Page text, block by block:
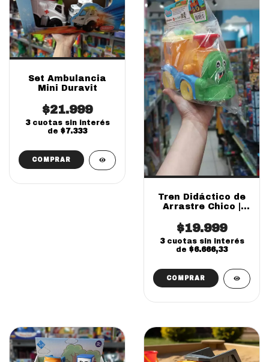
Set Ambulancia
Mini Duravit
$21.999
3 cuotas sin interés
de $7.333
Tren Didáctico de
Arrastre Chico |
Educativo para
$19.999
3 cuotas sin interés
de $6.666,33